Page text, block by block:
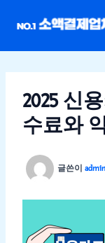
건
2025 신
수료와
글쓴이